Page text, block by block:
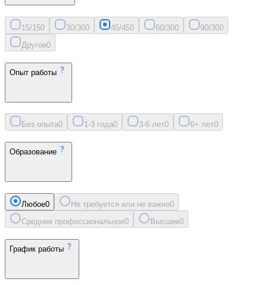
15/150 30/300 45/450 60/300 90/300
Другое0
Опыт работы
Без опыта0 1-3 года0 3-6 лет0 6+ лет0
Образование
Любое0 Не требуется или не важно0
Среднее профессиональное0 Высшее0
График работы